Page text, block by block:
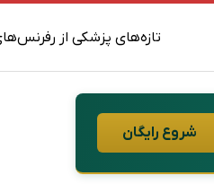
تازه‌های پزشکی از
شروع رایگان